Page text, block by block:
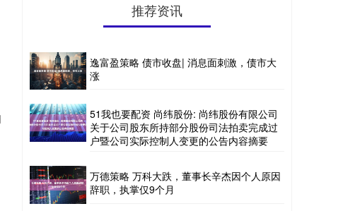
推荐资讯
逸富盈策略 债市收盘| 消息面刺激，债市大
涨
51我也要配资 尚纬股份: 尚纬股份有限公司
关于公司股东所持部分股份司法拍卖完成过
户暨公司实际控制人变更的公告内容摘要
万德策略 万科大跌，董事长辛杰因个人原因
辞职，执掌仅9个月